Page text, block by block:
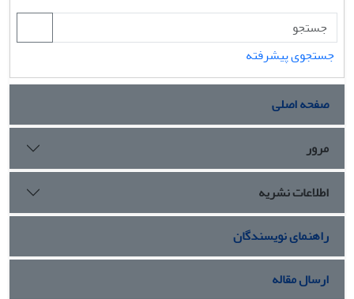
جستجوی پیشرفته
صفحه اصلی
مرور
اطلاعات نشریه
راهنمای نویسندگان
ارسال مقاله